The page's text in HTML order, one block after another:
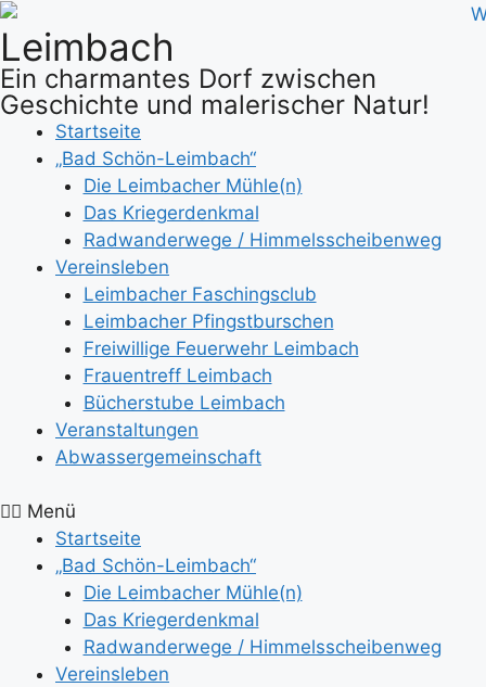
Zum
Inhalt
springen
Leimbach
Ein charmantes Dorf zwischen
Geschichte und malerischer Natur!
Startseite
„Bad Schön-Leimbach“
Die Leimbacher Mühle(n)
Das Kriegerdenkmal
Radwanderwege / Himmelsscheibenweg
Vereinsleben
Leimbacher Faschingsclub
Leimbacher Pfingstburschen
Freiwillige Feuerwehr Leimbach
Frauentreff Leimbach
Bücherstube Leimbach
Veranstaltungen
Abwassergemeinschaft
Menü
Startseite
„Bad Schön-Leimbach“
Die Leimbacher Mühle(n)
Das Kriegerdenkmal
Radwanderwege / Himmelsscheibenweg
Vereinsleben